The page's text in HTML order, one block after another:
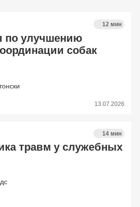
12 мин
по улучшению
собак
13.07.2026
14 мин
травм у служебных